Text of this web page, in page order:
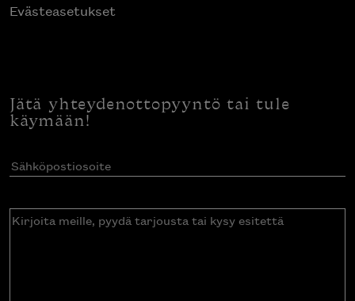
Evästeasetukset
Jätä yhteydenottopyyntö tai tule
käymään!
Sähköpostiosoite(Pakollinen)
Kirjoita